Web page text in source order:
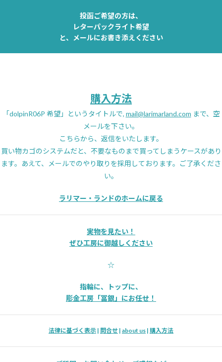
投函ご希望の方は、
レターパックライト希望
と、メールにお書き添えください
購入方法
「dolpinR06P 希望」というタイトルで, mail@larimarland.com まで、空
メールを下さい。
こちらから、返信をいたします。
買い物カゴのシステムだと、不要なものまで買ってしまうケースがあり
ます。あえて、メールでのやり取りを採用しております。ご了承くださ
い。
ラリマー・ランドのホームに戻る
実物を見たい！
ぜひ工房に御越しください
☆
指輪に、トップに、
彫金工房「冨銀」にお任せ！
法律に基づく表示 | 問合せ | about us | 購入方法